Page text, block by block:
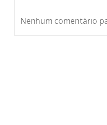
Nenhum comentário